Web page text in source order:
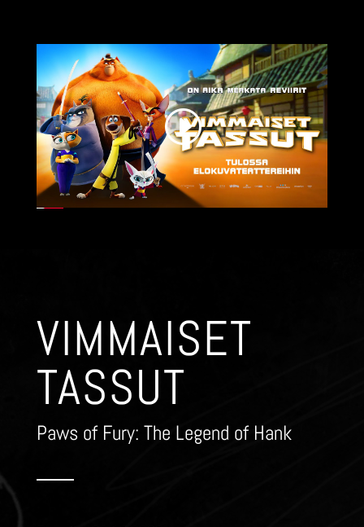
VIMMAISET
TASSUT
Paws of Fury: The Legend of Hank